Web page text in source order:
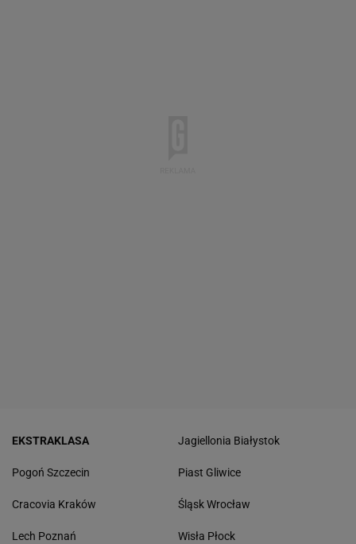
EKSTRAKLASA
Pogoń Szczecin
Cracovia Kraków
Lech Poznań
Jagiellonia Białystok
Piast Gliwice
Śląsk Wrocław
Wisła Płock